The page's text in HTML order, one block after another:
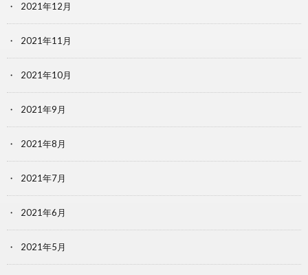
2021年12月
2021年11月
2021年10月
2021年9月
2021年8月
2021年7月
2021年6月
2021年5月